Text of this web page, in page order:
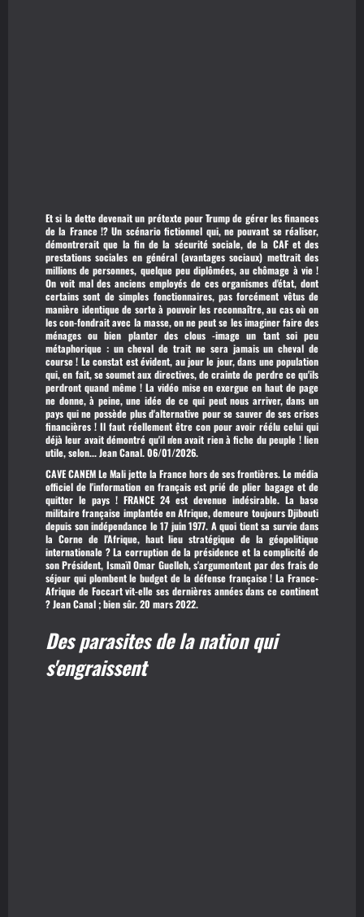
Et si la dette devenait un prétexte pour Trump de gérer les finances
de la France !? Un scénario fictionnel qui, ne pouvant se réaliser,
démontrerait que la fin de la sécurité sociale, de la CAF et des
prestations sociales en général (avantages sociaux) mettrait des
millions de personnes, quelque peu diplômées, au chômage à vie !
On voit mal des anciens employés de ces organismes d'état, dont
certains sont de simples fonctionnaires, pas forcément vêtus de
manière identique de sorte à pouvoir les reconnaître, au cas où on
les con-fondrait avec la masse, on ne peut se les imaginer faire des
ménages ou bien planter des clous -image un tant soi peu
métaphorique : un cheval de trait ne sera jamais un cheval de
course ! Le constat est évident, au jour le jour, dans une population
qui, en fait, se soumet aux directives, de crainte de perdre ce qu'ils
perdront quand même ! La vidéo mise en exergue en haut de page
ne donne, à peine, une idée de ce qui peut nous arriver, dans un
pays qui ne possède plus d'alternative pour se sauver de ses crises
financières ! Il faut réellement être con pour avoir réélu celui qui
déjà leur avait démontré qu'il n'en avait rien à fiche du peuple !lien
utile, selon...Jean Canal. 06/01/2026.
CAVE CANEMLe Mali jette la France hors de ses frontières. Le média
officiel de l'information en français est prié de plier bagage et de
quitter le pays ! FRANCE 24 est devenue indésirable. La base
militaire française implantée en Afrique, demeure toujours Djibouti
depuis son indépendance le 17 juin 1977. A quoi tient sa survie dans
la Corne de l'Afrique, haut lieu stratégique de la géopolitique
internationale ? La corruption de la présidence et la complicité de
son Président, Ismaïl Omar Guelleh, s'argumentent par des frais de
séjour qui plombent le budget de la défense française ! La France-
Afrique de Foccart vit-elle ses dernières années dans ce continent
? Jean Canal ; bien sûr. 20 mars 2022.
Des parasites de la nation qui
s'engraissent